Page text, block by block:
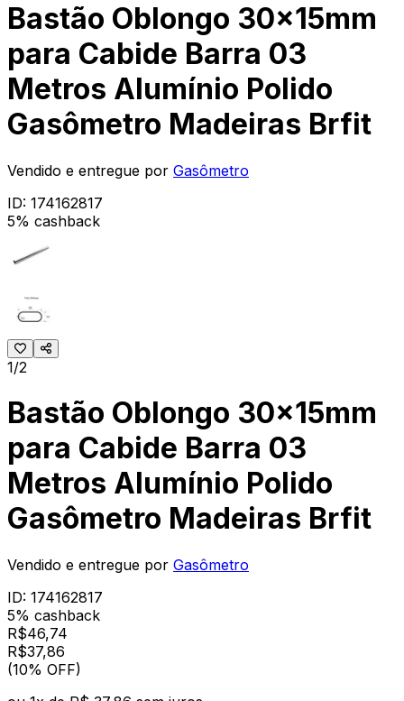
Bastão Oblongo 30x15mm
para Cabide Barra 03
Metros Alumínio Polido
Gasômetro Madeiras Brfit
Vendido e entregue por Gasômetro
ID: 174162817
5% cashback
1/2
Bastão Oblongo 30x15mm
para Cabide Barra 03
Metros Alumínio Polido
Gasômetro Madeiras Brfit
Vendido e entregue por Gasômetro
ID: 174162817
5% cashback
R$46,74
R$37,86
(10% OFF)